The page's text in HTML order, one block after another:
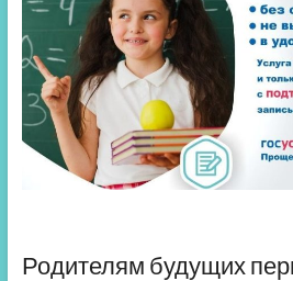
Родителям будущих